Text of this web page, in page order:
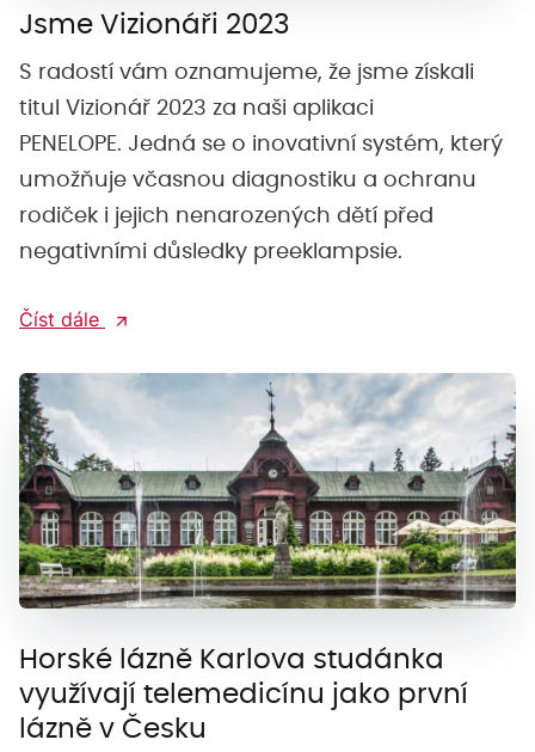
Jsme Vizionáři 2023
S radostí vám oznamujeme, že jsme získali
titul Vizionář 2023 za naši aplikaci
PENELOPE. Jedná se o inovativní systém, který
umožňuje včasnou diagnostiku a ochranu
rodiček i jejich nenarozených dětí před
negativními důsledky preeklampsie.
Číst dále
Horské lázně Karlova studánka
využívají telemedicínu jako první
lázně v Česku